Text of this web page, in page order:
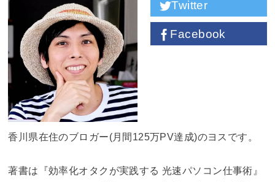
Twitter
Facebook
香川県在住のブロガー(月間125万PV達成)のヨスです。
著書は『効率化オタクが実践する 光速パソコン仕事術』